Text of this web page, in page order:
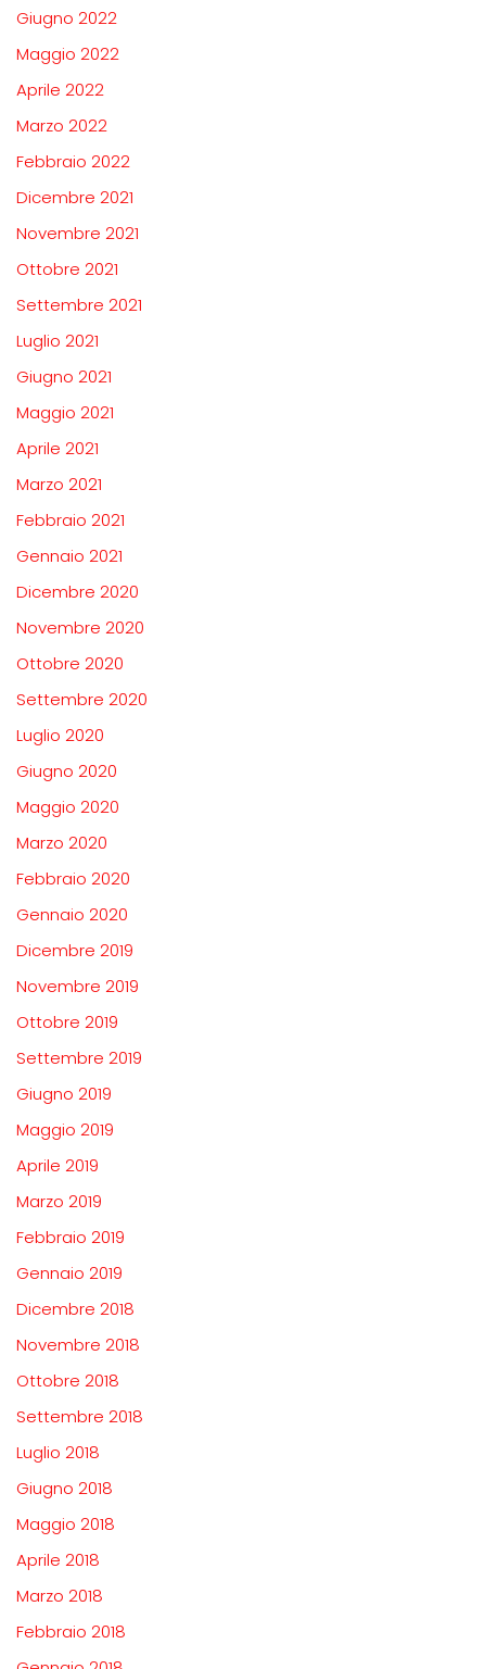
Giugno 2022
Maggio 2022
Aprile 2022
Marzo 2022
Febbraio 2022
Dicembre 2021
Novembre 2021
Ottobre 2021
Settembre 2021
Luglio 2021
Giugno 2021
Maggio 2021
Aprile 2021
Marzo 2021
Febbraio 2021
Gennaio 2021
Dicembre 2020
Novembre 2020
Ottobre 2020
Settembre 2020
Luglio 2020
Giugno 2020
Maggio 2020
Marzo 2020
Febbraio 2020
Gennaio 2020
Dicembre 2019
Novembre 2019
Ottobre 2019
Settembre 2019
Giugno 2019
Maggio 2019
Aprile 2019
Marzo 2019
Febbraio 2019
Gennaio 2019
Dicembre 2018
Novembre 2018
Ottobre 2018
Settembre 2018
Luglio 2018
Giugno 2018
Maggio 2018
Aprile 2018
Marzo 2018
Febbraio 2018